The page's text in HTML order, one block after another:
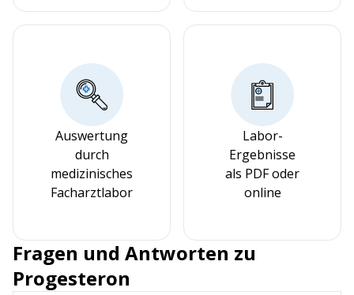
Auswertung
durch
medizinisches
Facharztlabor
Labor-
Ergebnisse
als PDF oder
online
Fragen und Antworten zu
Progesteron